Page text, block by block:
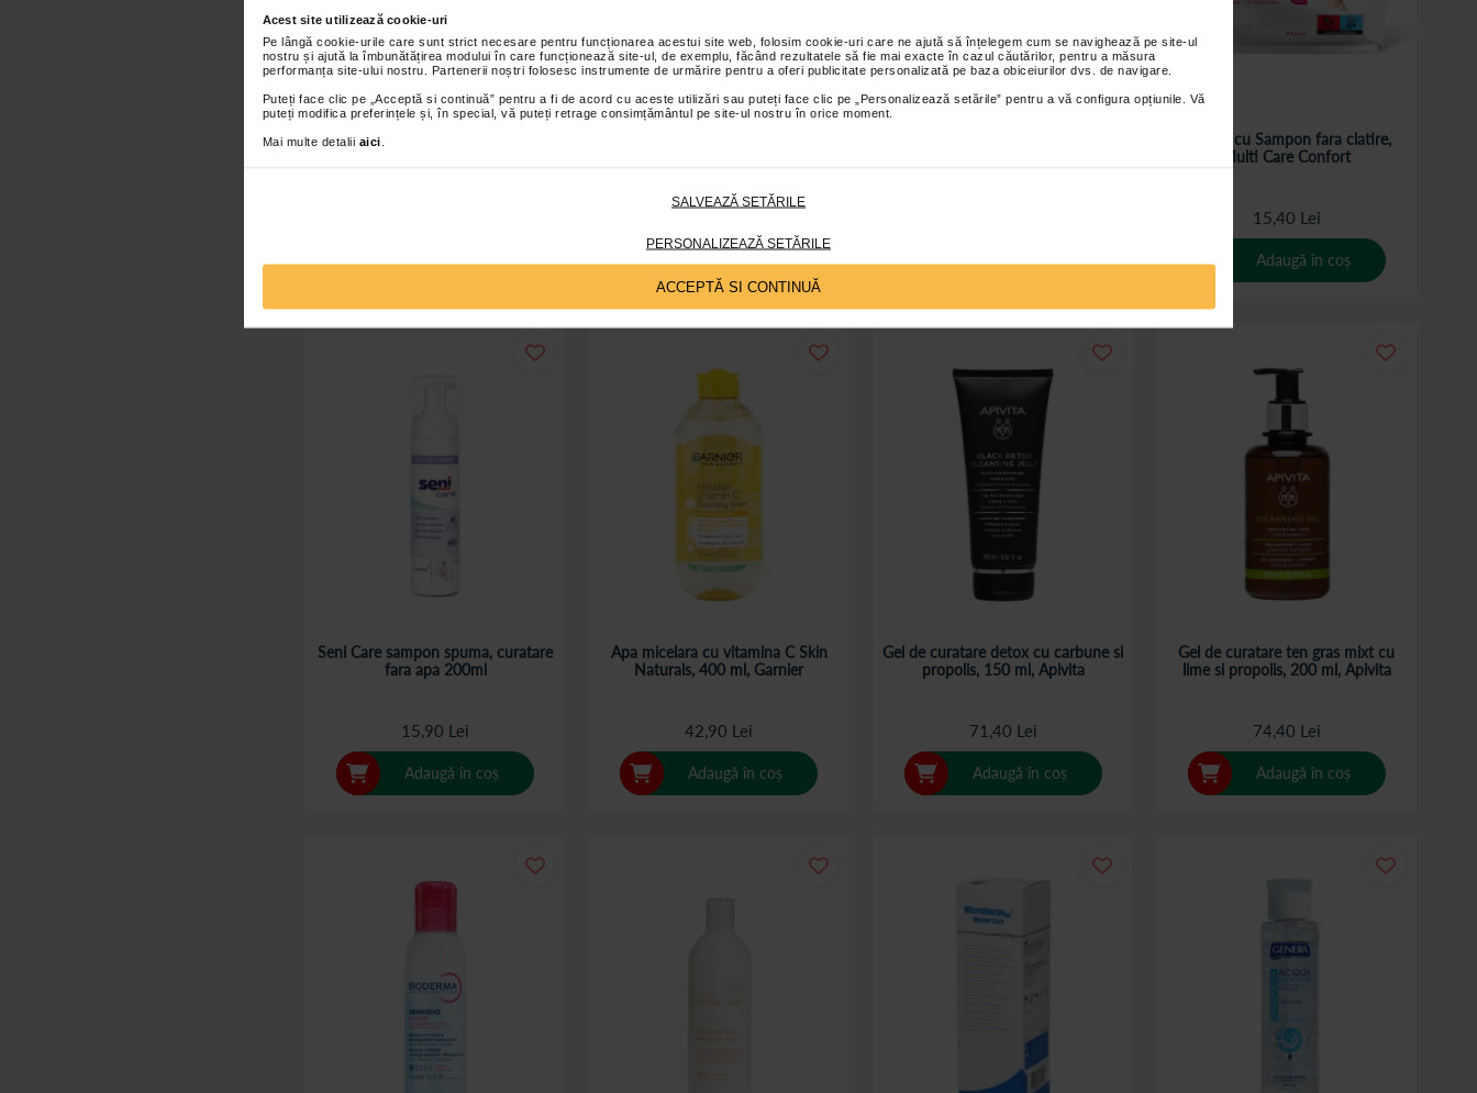
Acest site utilizează cookie-uri
Pe lângă cookie-urile care sunt strict necesare pentru funcționarea acestui site web, folosim cookie-uri care ne ajută să înțelegem cum se navighează pe site-ul
nostru și ajută la îmbunătățirea modului în care funcționează site-ul, de exemplu, făcând rezultatele să fie mai exacte în cazul căutărilor, pentru a măsura
performanța site-ului nostru. Partenerii noștri folosesc instrumente de urmărire pentru a oferi publicitate personalizată pe baza obiceiurilor dvs. de navigare.
Puteți face clic pe „Acceptă si continuă” pentru a fi de acord cu aceste utilizări sau puteți face clic pe „Personalizează setările” pentru a vă configura opțiunile. Vă
puteți modifica preferințele și, în special, vă puteți retrage consimțământul pe site-ul nostru în orice moment.
Mai multe detalii aici
SALVEAZĂ SETĂRILE
PERSONALIZEAZĂ SETĂRILE
ACCEPTĂ SI CONTINUĂ
Catena Servetele umede cu D-
Adaugă în coș Adaugă în coș Adaugă în coș
Boneta cu Sampon fara clatire,
Multi Care Confort
15,40 Lei
Adaugă în coș
Seni Care sampon spuma, curatare
fara apa 200ml
15,90 Lei
Adaugă în coș
Apa micelara cu vitamina C Skin
Naturals, 400 ml, Garnier
42,90 Lei
Adaugă în coș
Gel de curatare detox cu carbune si
propolis, 150 ml, Apivita
71,40 Lei
Adaugă în coș
Gel de curatare ten gras mixt cu
lime si propolis, 200 ml, Apivita
74,40 Lei
Adaugă în coș